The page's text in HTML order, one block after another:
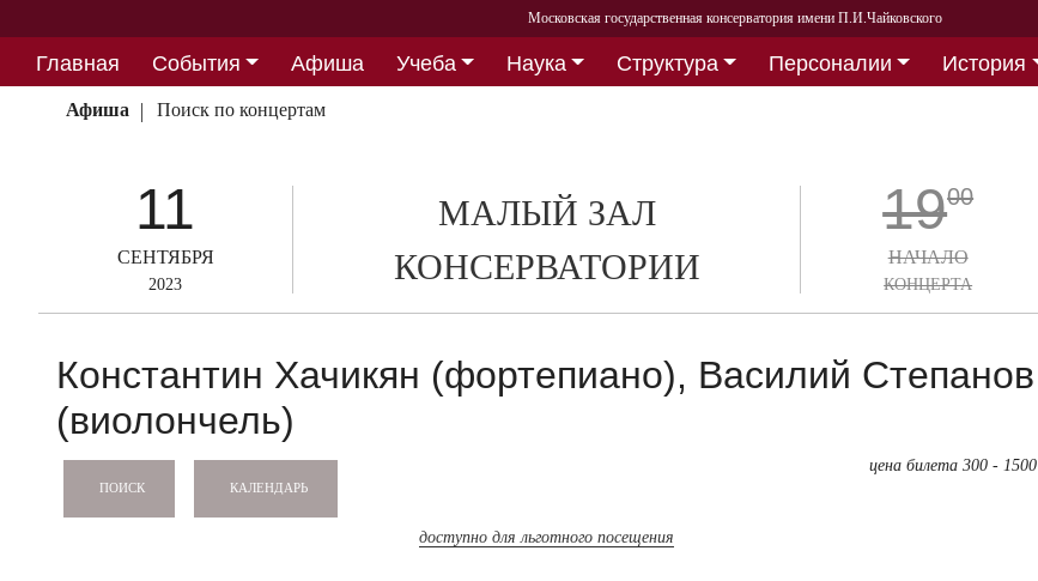
Московская государственная консерватория имени П.И.Чайковского
Главная События Афиша Учеба Наука Структура Персоналии
История
Партнерство
Афиша Поиск по концертам
11
СЕНТЯБРЯ
2023
МАЛЫЙ ЗАЛ
КОНСЕРВАТОРИИ
1900
НАЧАЛО
КОНЦЕРТА
Константин Хачикян (фортепиано), Василий Степанов
(виолончель)
ПОИСК КАЛЕНДАРЬ
цена билета 300 - 1500
доступно для льготного посещения